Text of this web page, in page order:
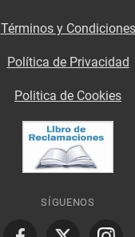
Términos y Condiciones
Política de Privacidad
Politica de Cookies
SÍGUENOS